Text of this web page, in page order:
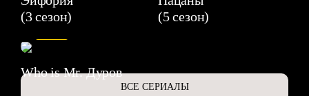
(3 сезон)
(5 сезон)
Who is Mr. Дуров
ВСЕ СЕРИАЛЫ